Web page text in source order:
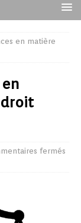
en matière
fermés